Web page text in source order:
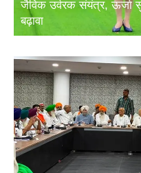
बढ़ावा
‘देश बचाओ मोर्चा’ का